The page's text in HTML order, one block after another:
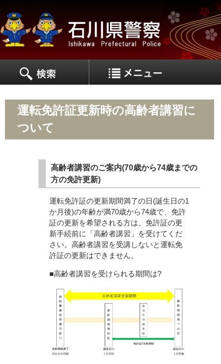
運転免許証更新時の高齢者講習に
ついて
高齢者講習のご案内(70歳から74歳までの
方の免許更新)
運転免許証の更新期間満了の日(誕生日の1
か月後)の年齢が満70歳から74歳で、免許
証の更新を希望される方は、免許証の更
新手続前に「高齢者講習」を受けてくだ
さい。高齢者講習を受講しないと運転免
許証の更新はできません。
■高齢者講習を受けられる期間は?